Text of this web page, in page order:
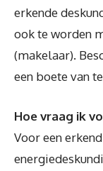
erkende
ook te worden
(makelaar).
een boete van
Hoe vraag ik
Voor een